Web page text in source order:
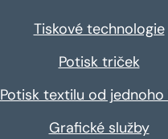
Tiskové technologie
Potisk triček
Potisk textilu od jednoho
Grafické služby